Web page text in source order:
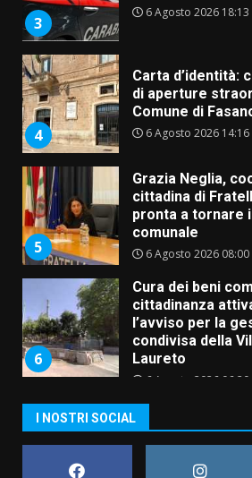
3
6 Agosto 2026 18:13
4
Carta d’identità:
di aperture
Comune di
6 Agosto 2026 14:16
5
Grazia Neglia,
cittadina di
pronta a tornare
comunale
6 Agosto 2026 08:00
6
Cura dei beni
cittadinanza
l’avviso per la
condivisa della
Laureto
6 Agosto 2026 06:20
assoluta de
Belvedere. Il
6 Agosto 2026 06:15
I NOSTRI SOCIAL